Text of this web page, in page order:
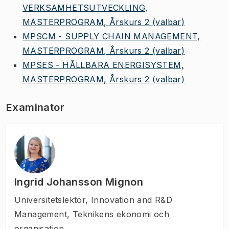
VERKSAMHETSUTVECKLING,
MASTERPROGRAM, Årskurs 2 (valbar)
MPSCM - SUPPLY CHAIN MANAGEMENT,
MASTERPROGRAM, Årskurs 2 (valbar)
MPSES - HÅLLBARA ENERGISYSTEM,
MASTERPROGRAM, Årskurs 2 (valbar)
Examinator
Ingrid Johansson Mignon
Universitetslektor, Innovation and R&D
Management, Teknikens ekonomi och